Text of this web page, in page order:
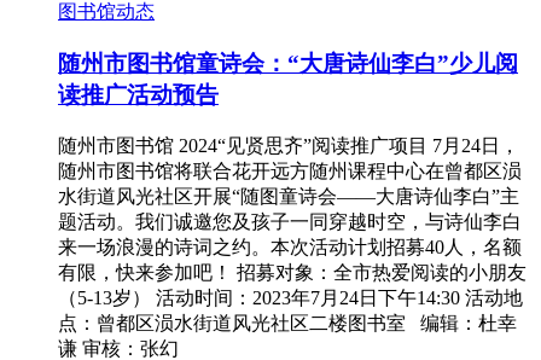
图书馆动态
随州市图书馆童诗会：“大唐诗仙李白”少儿阅
读推广活动预告
随州市图书馆 2024“见贤思齐”阅读推广项目 7月24日，
随州市图书馆将联合花开远方随州课程中心在曾都区涢
水街道风光社区开展“随图童诗会——大唐诗仙李白”主
题活动。我们诚邀您及孩子一同穿越时空，与诗仙李白
来一场浪漫的诗词之约。本次活动计划招募40人，名额
有限，快来参加吧！ 招募对象：全市热爱阅读的小朋友
（5-13岁） 活动时间：2023年7月24日下午14:30 活动地
点：曾都区涢水街道风光社区二楼图书室 编辑：杜幸
谦 审核：张幻